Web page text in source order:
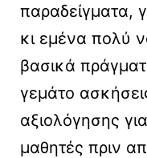
παραδείγματα,
κι εμένα πολύ
βασικά
γεμάτο
αξιολόγησης
μαθητές πριν